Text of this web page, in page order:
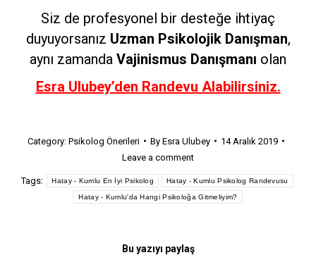
Siz de profesyonel bir desteğe ihtiyaç
duyuyorsanız Uzman Psikolojik Danışman,
aynı zamanda Vajinismus Danışmanı olan
Esra Ulubey’den Randevu Alabilirsiniz.
Category: Psikolog Önerileri By Esra Ulubey
14 Aralık 2019
Leave a comment
Tags: Hatay - Kumlu En İyi Psikolog Hatay - Kumlu Psikolog Randevusu
Hatay - Kumlu'da Hangi Psikoloğa Gitmeliyim?
Bu yazıyı paylaş